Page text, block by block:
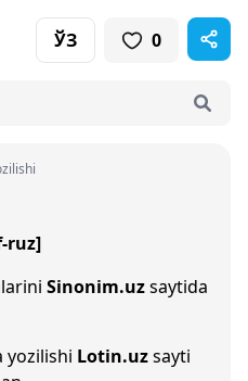
ЎЗ 0
ruz]
Sinonim.uzsaytida
yozilishi Lotin.uzsayti